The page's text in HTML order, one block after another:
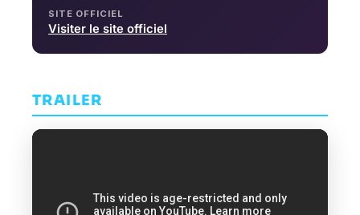
SITE OFFICIEL
Visiter le site officiel
TRAILER